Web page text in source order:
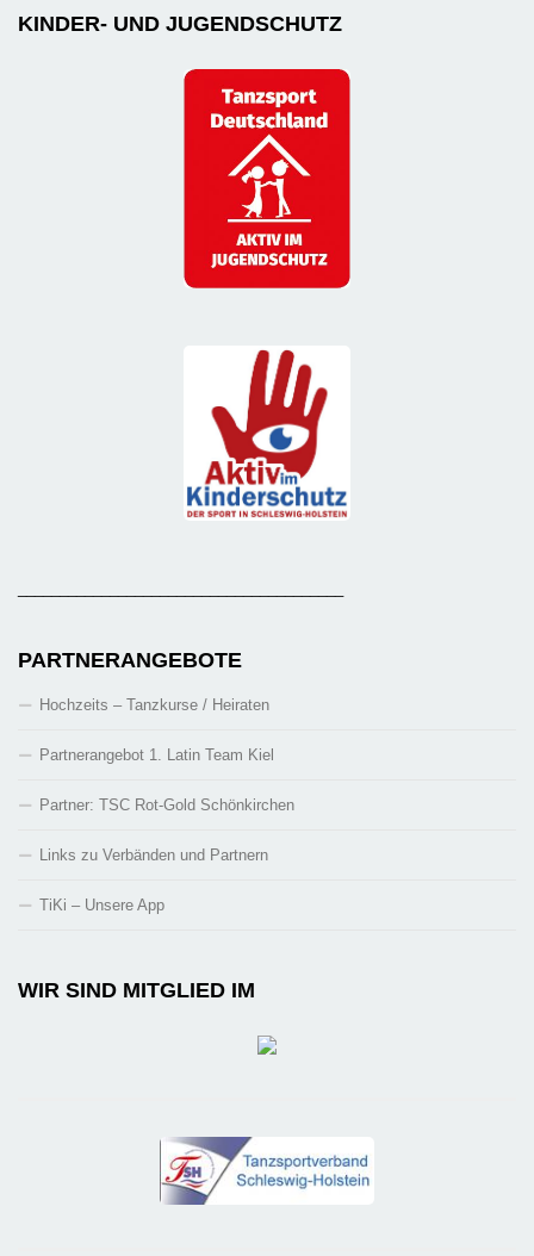
KINDER- UND JUGENDSCHUTZ
PARTNERANGEBOTE
Hochzeits – Tanzkurse / Heiraten
Partnerangebot 1. Latin Team Kiel
Partner: TSC Rot-Gold Schönkirchen
Links zu Verbänden und Partnern
TiKi – Unsere App
WIR SIND MITGLIED IM